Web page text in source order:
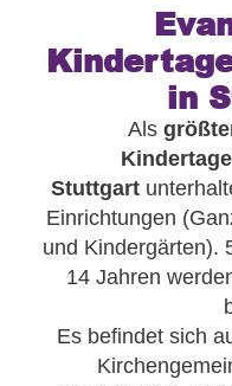
in
Als
Stuttgart
Einrichtungen
und Kindergärten).
14 Jahren
Es befindet sich